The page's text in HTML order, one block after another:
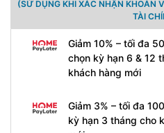
(SỬ DỤNG KHI XÁC NHẬN KHOẢN
TÀI
Giảm 10% – tối đa
chọn kỳ hạn 6 & 12
khách hàng mới
Giảm 3% – tối đa
kỳ hạn 3 tháng cho